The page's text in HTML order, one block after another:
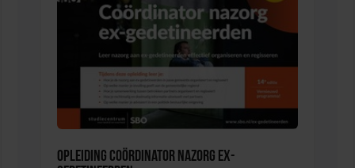
Opleiding Coördinator nazorg ex-